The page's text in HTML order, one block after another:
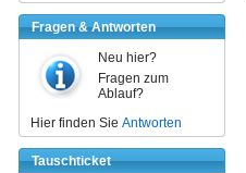
Fragen & Antworten
Neu hier?
Fragen zum
Ablauf?
Hier finden Sie Antworten
Tauschticket